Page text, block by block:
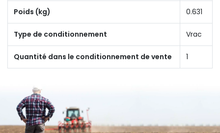
Poids (kg) 0.631
Type de conditionnement Vrac
Quantité dans le conditionnement de vente 1